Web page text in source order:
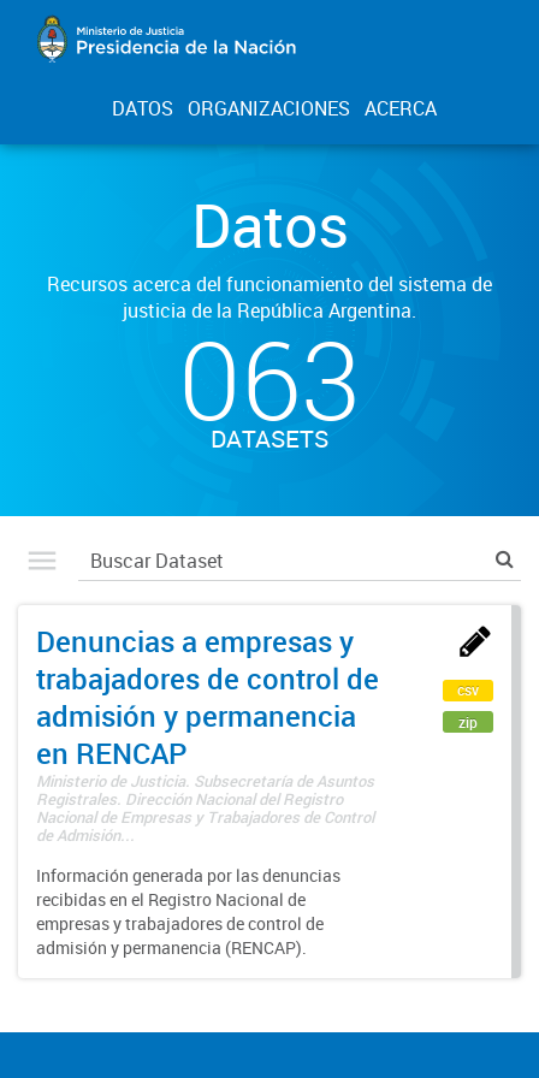
DATOS ORGANIZACIONES ACERCA
Datos
Recursos acerca del funcionamiento del sistema de
justicia de la República Argentina.
063
DATASETS
Denuncias a empresas y
trabajadores de control de
admisión y permanencia
en RENCAP
Ministerio de Justicia. Subsecretaría de Asuntos
Registrales. Dirección Nacional del Registro
Nacional de Empresas y Trabajadores de Control
de Admisión...
Información generada por las denuncias
recibidas en el Registro Nacional de
empresas y trabajadores de control de
admisión y permanencia (RENCAP).
csv
zip